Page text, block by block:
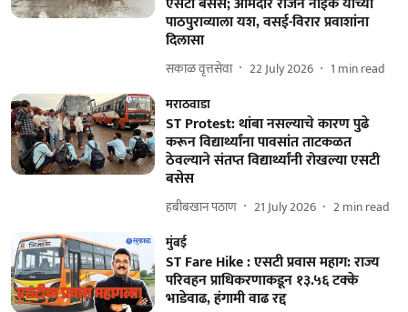
पाठपुराव्याला यश, वसई-विरार प्रवाशांना
दिलासा
सकाळ वृत्तसेवा 22 July 2026 1 min read
मराठवाडा
ST Protest: थांबा नसल्याचे कारण पुढे
करून विद्यार्थ्यांना पावसांत ताटकळत
ठेवल्याने संतप्त विद्यार्थ्यांनी रोखल्या एसटी
बसेस
हबीबखान पठाण 21 July 2026 2min read
मुंबई
ST Fare Hike : एसटी प्रवास महाग: राज्य
परिवहन प्राधिकरणाकडून १३.५६ टक्के
भाडेवाढ, हंगामी वाढ रद्द